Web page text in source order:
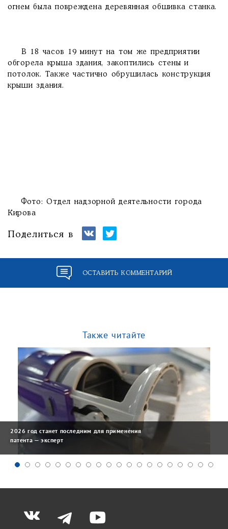
огнем была повреждена деревянная обшивка станка.
В 18 часов 19 минут на том же предприятии
обгорела крыша здания, закоптились стены и
потолок. Также частично обрушилась конструкция
крыши здания.
Фото: Отдел надзорной деятельности города
Кирова
Поделиться в
ОСТАВИТЬ КОММЕНТАРИЙ
Также читайте
2026 год станет последним для применения
патента — эксперт